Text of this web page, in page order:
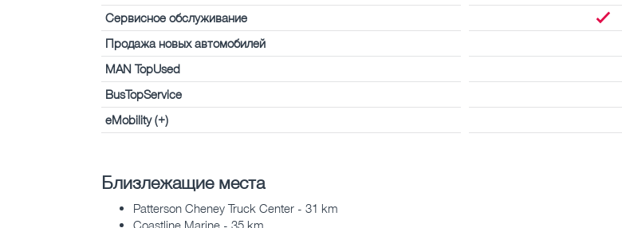
Сервисное обслуживание
Продажа новых автомобилей
MAN TopUsed
BusTopService
eMobility (+)
Близлежащие места
Patterson Cheney Truck Center - 31 km
Coastline Marine - 35 km